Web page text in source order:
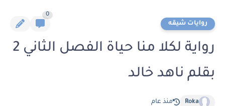
روايات شيقه
0
رواية لكلا منا حياة الفصل الثاني 2
بقلم ناهد خالد
Roka منذ عام